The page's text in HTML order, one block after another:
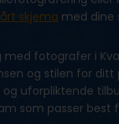
skjema med dine
med fotografer i
og stilen for ditt
uforpliktende
som passer best